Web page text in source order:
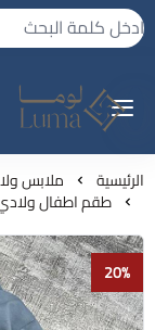
لوما - بجامه
الرئيسية ملابس
طقم اطفال ولادي 5-14
20%